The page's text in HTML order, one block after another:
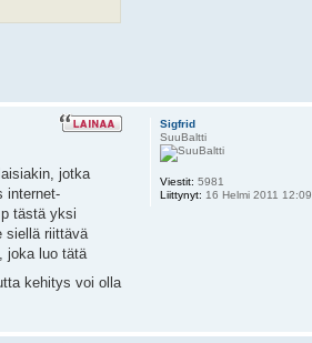
jotka
internet-
tästä yksi
siellä riittävä
joka luo tätä
kehitys voi olla
Sigfrid
SuuBaltti
Viestit: 5981
Liittynyt: 16 Helmi 2011 12:09